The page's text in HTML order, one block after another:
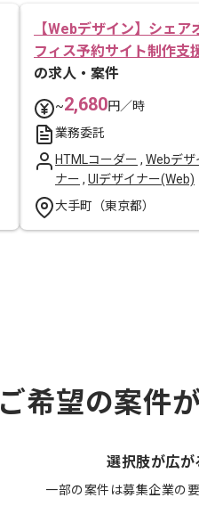
【Webデザイン】シェア
フィス予約サイト制作支
の求人・案件
~2,680円／時
業務委託
HTMLコーダー , Webデザ
ナー , UIデザイナー(Web)
大手町（東京都）
ご希望の案件
選択肢が広が
一部の案件は募集企業の